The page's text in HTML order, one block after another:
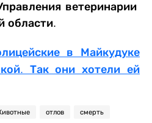
ветеринарии
области.
в Майкудуке
Так они хотели ей
отлов смерть